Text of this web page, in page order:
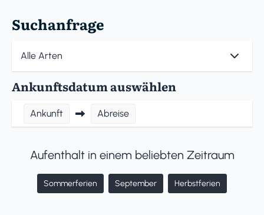
Suchanfrage
Ankunftsdatum auswählen
Ankunft Abreise
Aufenthalt in einem beliebten Zeitraum
Sommerferien September Herbstferien